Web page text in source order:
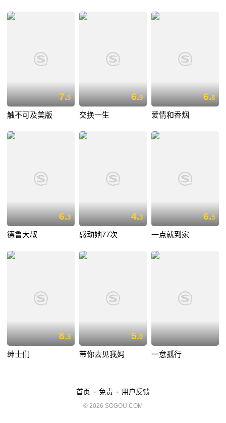
7.5
触不可及美版
6.9
交换一生
6.8
爱情和香烟
6.3
德鲁大叔
4.3
感动她77次
6.5
一点就到家
8.3
绅士们
5.0
带你去见我妈 一意孤行
首页 - 免责 - 用户反馈
© 2026 SOGOU.COM